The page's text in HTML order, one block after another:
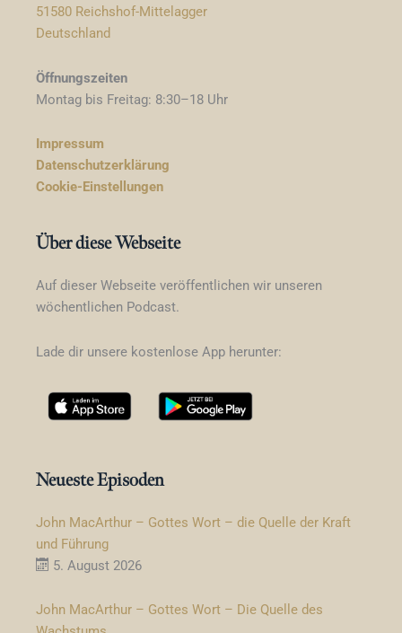
51580 Reichshof-Mittelagger
Deutschland
Öffnungszeiten
Montag bis Freitag: 8:30–18 Uhr
Impressum
Datenschutzerklärung
Cookie-Einstellungen
Über diese Webseite
Auf dieser Webseite veröffentlichen wir unseren
wöchentlichen Podcast.
Lade dir unsere kostenlose App herunter:
Neueste Episoden
John MacArthur – Gottes Wort – die Quelle der Kraft
und Führung
5. August 2026
John MacArthur – Gottes Wort – Die Quelle des